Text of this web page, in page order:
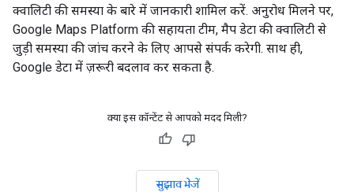
क्वालिटी की समस्या के बारे में जानकारी शामिल करें. अनुरोध मिलने पर,
Google Maps Platform की सहायता टीम, मैप डेटा की क्वालिटी से
जुड़ी समस्या की जांच करने के लिए आपसे संपर्क करेगी. साथ ही,
Google डेटा में ज़रूरी बदलाव कर सकता है.
क्या इस कॉन्टेंट से आपको मदद मिली?
सुझाव भेजें